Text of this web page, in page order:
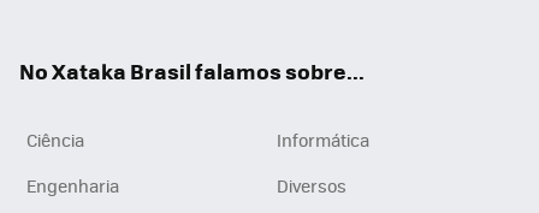
No Xataka Brasil falamos sobre...
Ciência
Informática
Engenharia
Diversos